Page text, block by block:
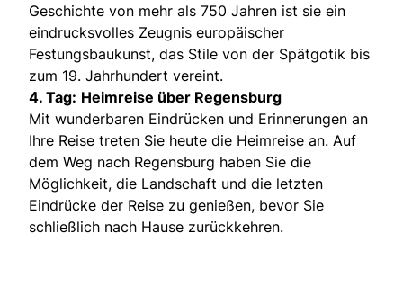
Geschichte von mehr als 750 Jahren ist sie ein
eindrucksvolles Zeugnis europäischer
Festungsbaukunst, das Stile von der Spätgotik bis
zum 19. Jahrhundert vereint.
4. Tag: Heimreise über Regensburg
Mit wunderbaren Eindrücken und Erinnerungen an
Ihre Reise treten Sie heute die Heimreise an. Auf
dem Weg nach Regensburg haben Sie die
Möglichkeit, die Landschaft und die letzten
Eindrücke der Reise zu genießen, bevor Sie
schließlich nach Hause zurückkehren.